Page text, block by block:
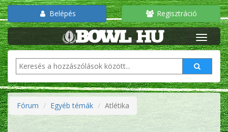
Belépés Regisztráció
Fórum Egyéb témák Atlétika